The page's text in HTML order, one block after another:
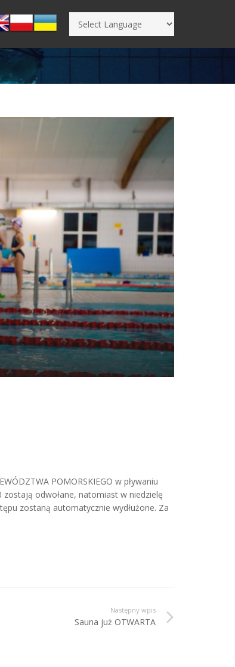
POMORSKIEGO w pływaniu
odwołane, natomiast w niedzielę
zostaną automatycznie wydłużone. Za
Następny wpis
Sauna już OTWARTA